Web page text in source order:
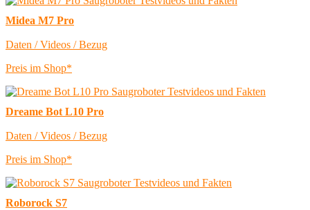
Midea M7 Pro
Daten / Videos / Bezug
Preis im Shop*
Dreame Bot L10 Pro
Daten / Videos / Bezug
Preis im Shop*
Roborock S7